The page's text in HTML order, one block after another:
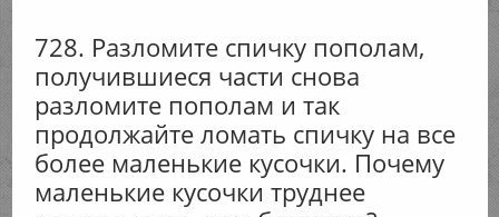
728. Разломите спичку пополам,
получившиеся части снова
разломите пополам и так
продолжайте ломать спичку на все
более маленькие кусочки. Почему
маленькие кусочки труднее